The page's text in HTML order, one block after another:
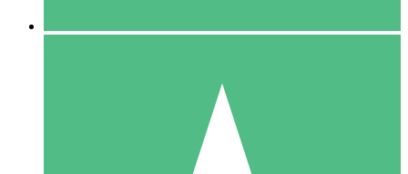
10 Téléchargements
20 00